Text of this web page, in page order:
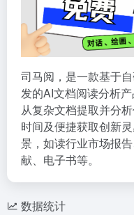
司马阅，是一款基于
发的AI文档阅读分析
从复杂文档提取并分
时间及便捷获取创新
景，如读行业市场报
献、电子书等。
数据统计